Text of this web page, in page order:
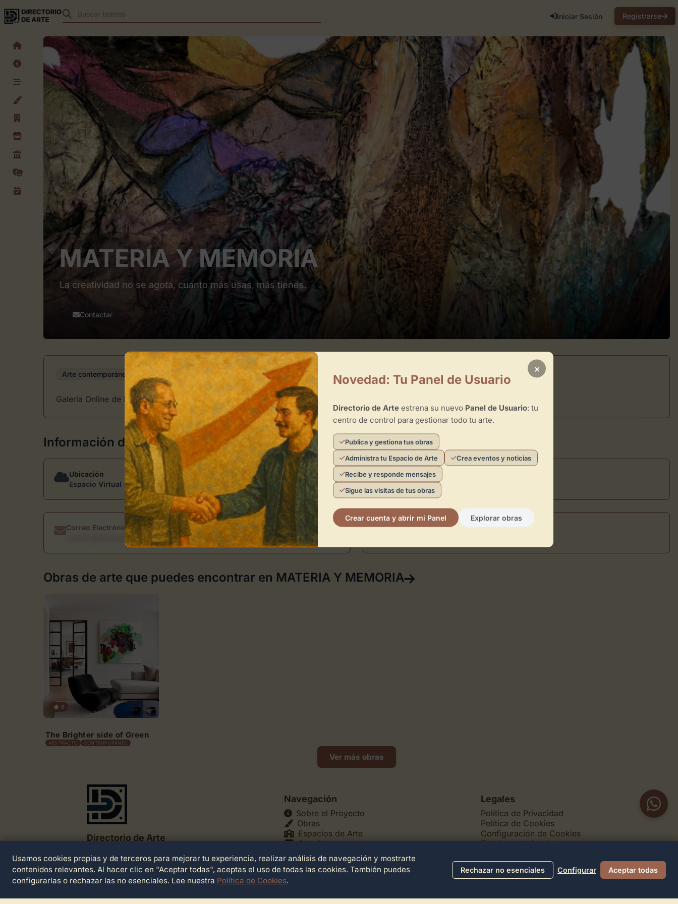
Buscar teatros Iniciar Sesión Registrarse
MATERIA Y MEMORIA
La creatividad no se agota, cuanto más usas, más tienes.
Contactar
Arte contemporáneo
Galería Online de la artista Ana Kai.
Información de Contacto
Ubicación
Espacio Virtual
Teléfono
646302092
Correo Electrónico
Ver mail
usuario@directoriodearte.com
Sitio Web
Obras de arte que puedes encontrar en MATERIA Y MEMORIA
0
The Brighter side of Green
ABSTRACTO CONTEMPORÁNEO
Ver más obras
Directorio de Arte
© 2026 Directorio de Arte. Todos los derechos
reservados.
Navegación
Sobre el Proyecto
Obras
Espacios de Arte
Galerías
Museos
Teatros
Legales
Política de Privacidad
Política de Cookies
Configuración de Cookies
Términos de Servicio
×
Novedad: Tu Panel de Usuario
Directorio de Arteestrena su nuevo Panel de Usuario: tu
centro de control para gestionar todo tu arte.
Publica y gestiona tus obras
Administra tu Espacio de Arte
Crea eventos y noticias
Recibe y responde mensajes
Sigue las visitas de tus obras
Crear cuenta y abrir mi Panel Explorar obras
Usamos cookies propias y de terceros para mejorar tu experiencia, realizar análisis de navegación y mostrarte
contenidos relevantes. Al hacer clic en "Aceptar todas", aceptas el uso de todas las cookies. También puedes
configurarlas o rechazar las no esenciales. Lee nuestra Política de Cookies.
Rechazar no esenciales Configurar Aceptar todas